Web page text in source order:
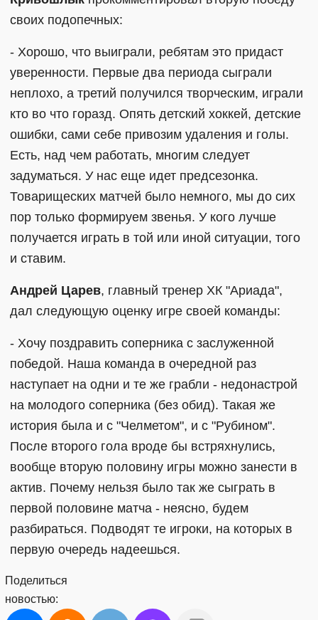
своих подопечных:
- Хорошо, что выиграли, ребятам это придаст
уверенности. Первые два периода сыграли
неплохо, а третий получился творческим, играли
кто во что горазд. Опять детский хоккей, детские
ошибки, сами себе привозим удаления и голы.
Есть, над чем работать, многим следует
задуматься. У нас еще идет предсезонка.
Товарищеских матчей было немного, мы до сих
пор только формируем звенья. У кого лучше
получается играть в той или иной ситуации, того
и ставим.
Андрей Царев, главный тренер ХК "Ариада",
дал следующую оценку игре своей команды:
- Хочу поздравить соперника с заслуженной
победой. Наша команда в очередной раз
наступает на одни и те же грабли - недонастрой
на молодого соперника (без обид). Такая же
история была и с "Челметом", и с "Рубином".
После второго гола вроде бы встряхнулись,
вообще вторую половину игры можно занести в
актив. Почему нельзя было так же сыграть в
первой половине матча - неясно, будем
разбираться. Подводят те игроки, на которых в
первую очередь надеешься.
Поделиться
новостью: